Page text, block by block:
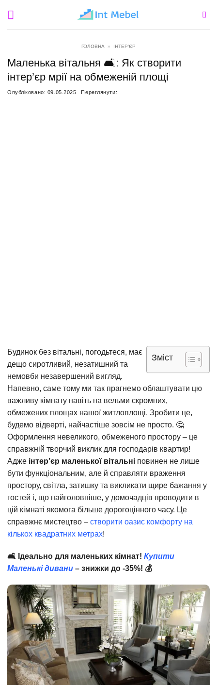
ГОЛОВНА » ІНТЕР'ЄР
Маленька вітальня 🛋️: Як створити
інтер’єр мрії на обмеженій площі
Опубліковано: 09.05.2025 Переглянути:
Зміст
Будинок без вітальні, погодьтеся, має
дещо сиротливий, незатишний та
немовби незавершений вигляд.
Напевно, саме тому ми так прагнемо облаштувати цю
важливу кімнату навіть на вельми скромних,
обмежених площах нашої житлоплощі. Зробити це,
будемо відверті, найчастіше зовсім не просто. 🤔
Оформлення невеликого, обмеженого простору – це
справжній творчий виклик для господарів квартир!
Адже інтер’єр маленької вітальні повинен не лише
бути функціональним, але й справляти враження
простору, світла, затишку та викликати щире бажання у
гостей і, що найголовніше, у домочадців проводити в
цій кімнаті якомога більше дорогоцінного часу. Це
справжнє мистецтво – створити оазис комфорту на
кількох квадратних метрах!
🛋️ Ідеально для маленьких кімнат! Купити
Маленькі дивани – знижки до -35%! 💰